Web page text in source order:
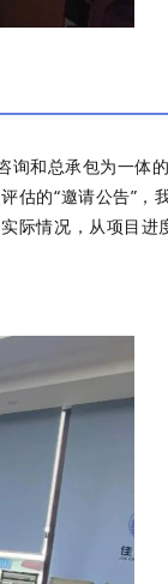
和总承包为一体
估的“邀请公告”，
际情况，从项目进